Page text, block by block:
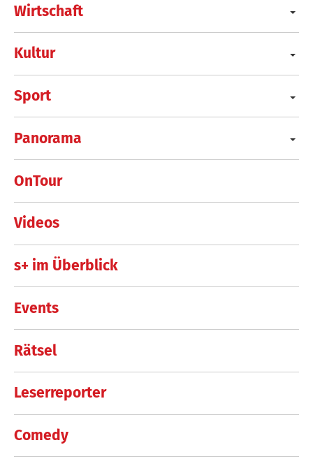
Wirtschaft
Kultur
Sport
Panorama
OnTour
Videos
s+ im Überblick
Events
Rätsel
Leserreporter
Comedy